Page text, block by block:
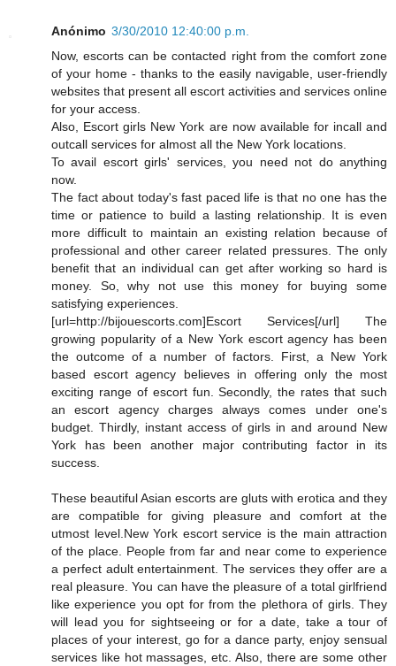
Anónimo 3/30/2010 12:40:00 p.m.
Now, escorts can be contacted right from the comfort zone
of your home - thanks to the easily navigable, user-friendly
websites that present all escort activities and services online
for your access.
Also, Escort girls New York are now available for incall and
outcall services for almost all the New York locations.
To avail escort girls' services, you need not do anything
now.
The fact about today's fast paced life is that no one has the
time or patience to build a lasting relationship. It is even
more difficult to maintain an existing relation because of
professional and other career related pressures. The only
benefit that an individual can get after working so hard is
money. So, why not use this money for buying some
satisfying experiences.
[url=http://bijouescorts.com]Escort Services[/url] The
growing popularity of a New York escort agency has been
the outcome of a number of factors. First, a New York
based escort agency believes in offering only the most
exciting range of escort fun. Secondly, the rates that such
an escort agency charges always comes under one's
budget. Thirdly, instant access of girls in and around New
York has been another major contributing factor in its
success.
These beautiful Asian escorts are gluts with erotica and they
are compatible for giving pleasure and comfort at the
utmost level.New York escort service is the main attraction
of the place. People from far and near come to experience
a perfect adult entertainment. The services they offer are a
real pleasure. You can have the pleasure of a total girlfriend
like experience you opt for from the plethora of girls. They
will lead you for sightseeing or for a date, take a tour of
places of your interest, go for a dance party, enjoy sensual
services like hot massages, etc. Also, there are some other